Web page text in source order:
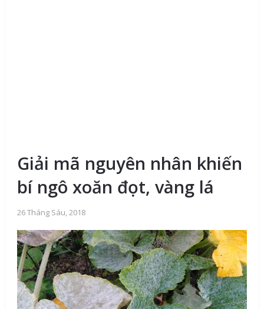
Giải mã nguyên nhân khiến
bí ngô xoăn đọt, vàng lá
26 Tháng Sáu, 2018